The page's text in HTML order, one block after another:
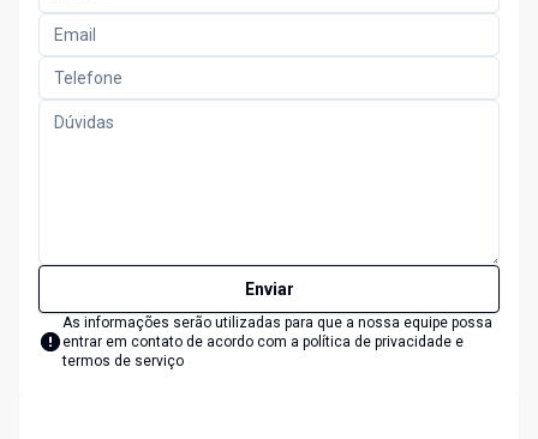
Enviar
As informações serão utilizadas para que a nossa equipe possa
entrar em contato de acordo com a política de privacidade e
termos de serviço